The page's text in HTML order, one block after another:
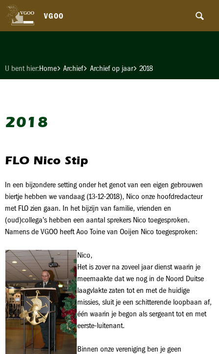
VGOO
U bent hier:Home Archief Archief op jaar 2018
2018
FLO Nico Stip
In een bijzondere setting onder het genot van een eigen gebrouwen
biertje hebben we vandaag (13-12-2018), Nico onze hoofdredacteur
met FLO zien gaan. In het bijzijn van familie, vrienden en
(oud)collega’s hebben een aantal sprekers Nico toegesproken.
Namens de VGOO heeft Aoo Toine van Ooijen Nico toegesproken:
Nico,
Het is zover na zoveel jaar dienst waarin je
meemaakte dat we nog in de Noord Duitse
laagvlakte zaten tot en met de huidige
missies, sluit je een schitterende loopbaan af,
één waarin je begon als sergeant tot en met
eerste-luitenant.
Binnen onze vereniging ben je geen